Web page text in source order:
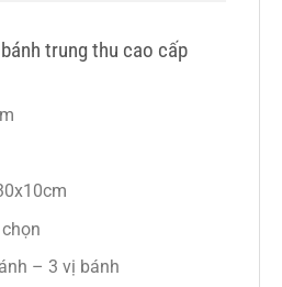
trung thu cao cấp
– 3 vị bánh